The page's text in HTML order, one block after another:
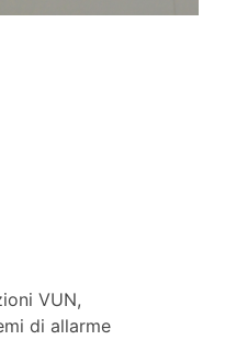
VUN,
di allarme